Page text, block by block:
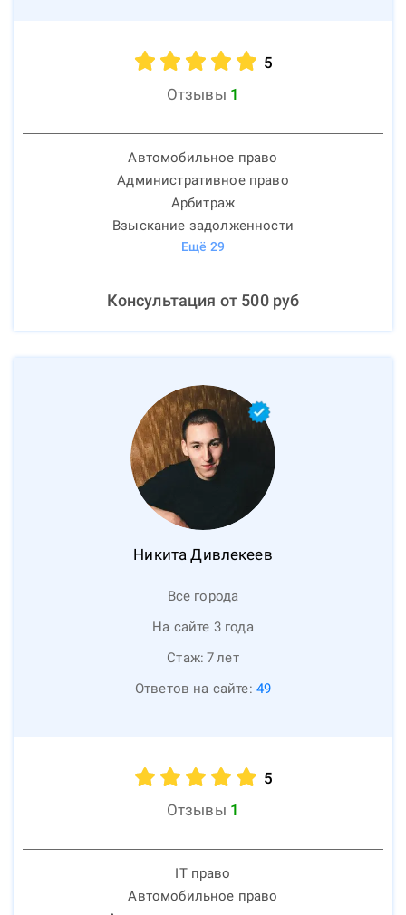
5
Отзывы 1
Автомобильное право
Административное право
Арбитраж
Взыскание задолженности
Ещё 29
Консультация от 500руб
Никита Дивлекеев
Все города
На сайте 3 года
Стаж: 7лет
Ответов на сайте: 49
5
Отзывы 1
IT право
Автомобильное право